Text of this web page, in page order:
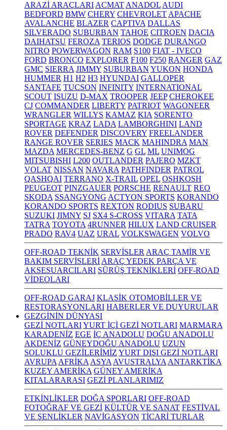
ARAZİ ARAÇLARI ACMAT ANADOL AUDI
BEDFORD BMW CHERY CHEVROLET APACHE
AVALANCHE BLAZER CAPTIVA DALLAS
SILVERADO SUBURBAN TAHOE CITROEN DACIA
DAIHATSU FEROZA TERIOS DODGE DURANGO
NITRO POWERWAGON RAM S100 FIAT - IVECO
FORD BRONCO EXPLORER F100 F250 RANGER GAZ
GMC SIERRA JIMMY SUBURBAN YUKON HONDA
HUMMER H1 H2 H3 HYUNDAI GALLOPER
SANTAFE TUCSON INFINITY INTERNATIONAL
SCOUT ISUZU D-MAX TROOPER JEEP CHEROKEE
CJ COMMANDER LIBERTY PATRIOT WAGONEER
WRANGLER WILLYS KAMAZ KIA SORENTO
SPORTAGE KRAZ LADA LAMBORGHINI LAND
ROVER DEFENDER DISCOVERY FREELANDER
RANGE ROVER SERIES MACK MAHINDRA MAN
MAZDA MERCEDES-BENZ G GL ML UNIMOG
MITSUBISHI L200 OUTLANDER PAJERO MZKT
VOLAT NISSAN NAVARA PATHFINDER PATROL
QASHQAI TERRANO X-TRAIL OPEL OSHKOSH
PEUGEOT PINZGAUER PORSCHE RENAULT REO
SKODA SSANGYONG ACTYON SPORTS KORANDO
KORANDO SPORTS REXTON RODIUS SUBARU
SUZUKI JIMNY SJ SX4 S-CROSS VITARA TATA
TATRA TOYOTA 4RUNNER HILUX LAND CRUISER
PRADO RAV4 UAZ URAL VOLKSWAGEN VOLVO
OFF-ROAD TEKNİK SERVİSLER ARAÇ TAMİR VE
BAKIM SERVİSLERİ ARAÇ YEDEK PARÇA VE
AKSESUARCILARI SÜRÜŞ TEKNİKLERİ OFF-ROAD
VİDEOLARI
OFF-ROAD GARAJ KLASİK OTOMOBİLLER VE
RESTORASYONLARI HABERLER VE DUYURULAR
GEZGİNİN DÜNYASI
GEZİ NOTLARIYURT İÇİ GEZİ NOTLARI MARMARA
KARADENİZ EGE İÇ ANADOLU DOĞU ANADOLU
AKDENİZ GÜNEYDOĞU ANADOLU UZUN
SOLUKLU GEZİLERİMİZ YURT DIŞI GEZİ NOTLARI
AVRUPA AFRİKA ASYA AVUSTRALYA ANTARKTİKA
KUZEY AMERİKA GÜNEY AMERİKA
KITALARARASI GEZİ PLANLARIMIZ
ETKİNLİKLER DOĞA SPORLARI OFF-ROAD
FOTOĞRAF VE GEZİ KÜLTÜR VE SANAT FESTİVAL
VE ŞENLİKLER NAVİGASYON TİCARİ TURLAR